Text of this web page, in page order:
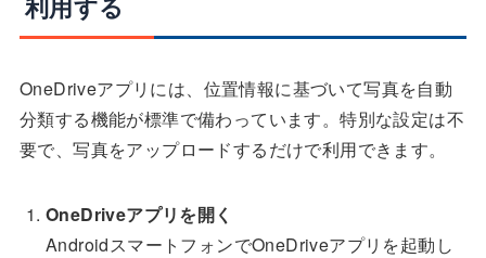
OneDriveアプリには、位置情報に基づいて写真を自動
分類する機能が標準で備わっています。特別な設定は不
要で、写真をアップロードするだけで利用できます。
OneDriveアプリを開く
AndroidスマートフォンでOneDriveアプリを起動し